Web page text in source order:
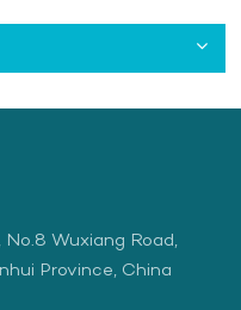
Wuxiang Road,
Province, China